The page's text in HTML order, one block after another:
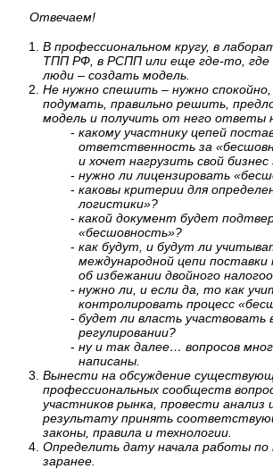
Отвечаем!
В профессиональном кругу, в
ТПП РФ, в РСПП или еще где-то,
люди – создать модель.
Не нужно спешить – нужно
подумать, правильно решить,
модель и получить от него ответы
какому участнику цепей
ответственность за
и хочет нагрузить свой
нужно ли лицензировать
каковы критерии для
логистики»?
какой документ будет
«бесшовность»?
как будут, и будут ли
международной цепи
об избежании двойного
нужно ли, и если да, то как
контролировать процесс
будет ли власть участвовать
регулировании?
ну и так далее… вопросов
написаны.
Вынести на обсуждение
профессиональных сообществ
участников рынка, провести анализ
результату принять
законы, правила и технологии.
Определить дату начала работы по
заранее.